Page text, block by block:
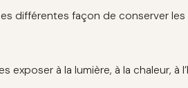
différentes façon de conserver les
à la lumière, à la chaleur, à